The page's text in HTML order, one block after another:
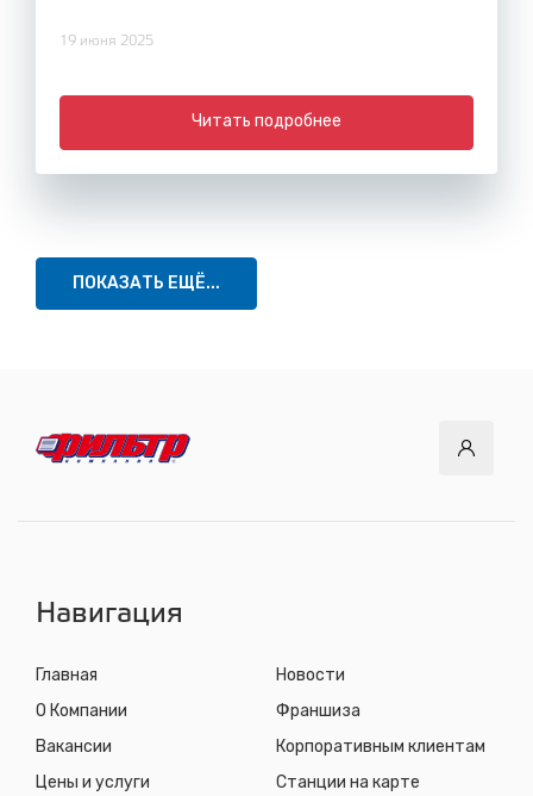
19 июня 2025
Читать подробнее
ПОКАЗАТЬ ЕЩЁ...
Навигация
Главная
О Компании
Вакансии
Цены и услуги
Новости
Франшиза
Корпоративным клиентам
Станции на карте